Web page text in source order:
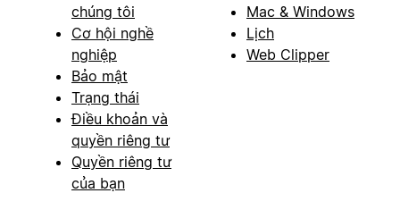
chúng tôi
Cơ hội nghề
nghiệp
Bảo mật
Trạng thái
Điều khoản và
quyền riêng tư
Quyền riêng tư
của bạn
Mac & Windows
Lịch
Web Clipper